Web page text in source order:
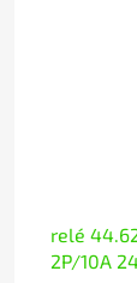
relé
2P/10A